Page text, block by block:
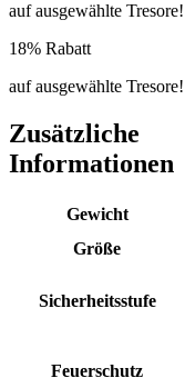
auf ausgewählte Tresore!
18% Rabatt
auf ausgewählte Tresore!
Zusätzliche
Informationen
Gewicht
Größe
Sicherheitsstufe
Feuerschutz